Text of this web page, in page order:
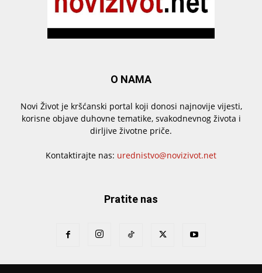
O NAMA
Novi Život je kršćanski portal koji donosi najnovije vijesti,
korisne objave duhovne tematike, svakodnevnog života i
dirljive životne priče.
Kontaktirajte nas: urednistvo@novizivot.net
Pratite nas